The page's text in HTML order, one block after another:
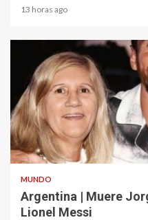
13 horas ago
2 min read
MUNDO
Argentina | Muere
Lionel Messi